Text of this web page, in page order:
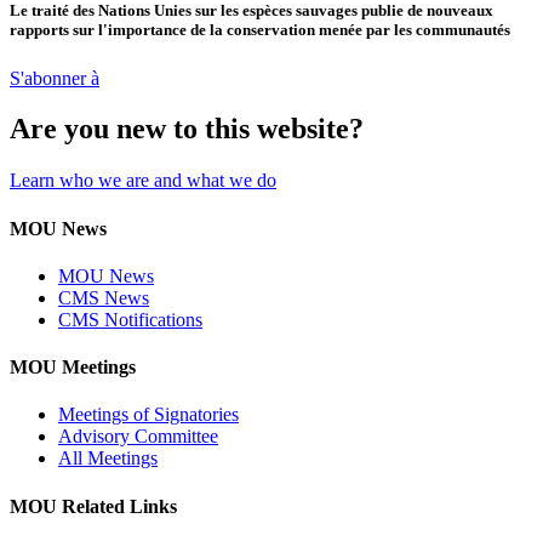
Le traité des Nations Unies sur les espèces sauvages publie de nouveaux
rapports sur l'importance de la conservation menée par les communautés
S'abonner à
Are you new to this website?
Learn who we are and what we do
MOU News
MOU News
CMS News
CMS Notifications
MOU Meetings
Meetings of Signatories
Advisory Committee
All Meetings
MOU Related Links